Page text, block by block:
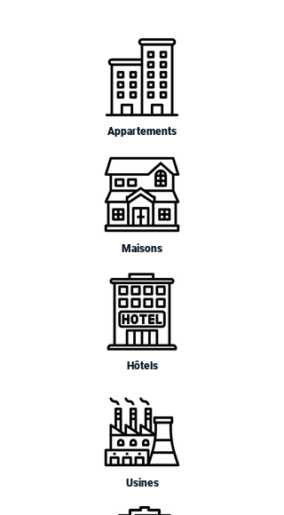
Appartements
Maisons
Hôtels
Usines